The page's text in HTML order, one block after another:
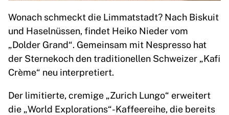
Wonach schmeckt die Limmatstadt? Nach Biskuit
und Haselnüssen, findet Heiko Nieder vom
„Dolder Grand“. Gemeinsam mit Nespresso hat
der Sternekoch den traditionellen Schweizer „Kafi
Crème“ neu interpretiert.
Der limitierte, cremige „Zurich Lungo“ erweitert
die „World Explorations“-Kaffeereihe, die bereits